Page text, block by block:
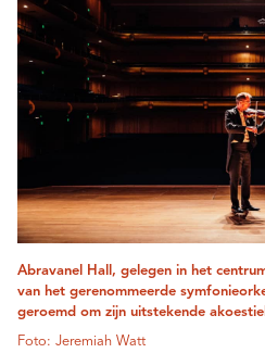
Abravanel Hall, gelegen in het
van het gerenommeerde
geroemd om zijn uitstekende
Foto: Jeremiah Watt